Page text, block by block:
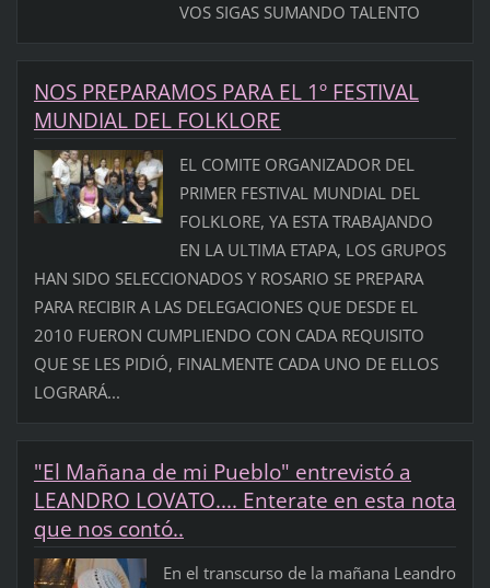
VOS SIGAS SUMANDO TALENTO
NOS PREPARAMOS PARA EL 1º FESTIVAL
MUNDIAL DEL FOLKLORE
EL COMITE ORGANIZADOR DEL
PRIMER FESTIVAL MUNDIAL DEL
FOLKLORE, YA ESTA TRABAJANDO
EN LA ULTIMA ETAPA, LOS GRUPOS
HAN SIDO SELECCIONADOS Y ROSARIO SE PREPARA
PARA RECIBIR A LAS DELEGACIONES QUE DESDE EL
2010 FUERON CUMPLIENDO CON CADA REQUISITO
QUE SE LES PIDIÓ, FINALMENTE CADA UNO DE ELLOS
LOGRARÁ...
"El Mañana de mi Pueblo" entrevistó a
LEANDRO LOVATO.... Enterate en esta nota
que nos contó..
En el transcurso de la mañana Leandro